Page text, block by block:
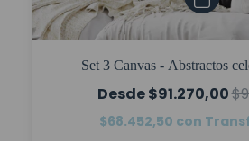
Set 3 Canvas - Abstractos
$91.270,00
$68.452,50 con